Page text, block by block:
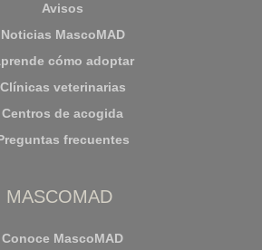
Avisos
Noticias MascoMAD
cómo adoptar
Clínicas veterinarias
Centros de acogida
frecuentes
MASCOMAD
Conoce MascoMAD